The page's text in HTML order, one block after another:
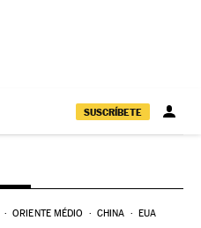
SUSCRÍBETE
ORIENTE MÉDIO CHINA EUA